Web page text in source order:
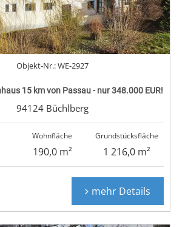
15 km von Passau - nur 348.000 EUR!
Objekt-Nr.: WE-2927
94124 Büchlberg
Wohnfläche
190,0 m²
Grundstücksfläche
1 216,0 m²
mehr Details